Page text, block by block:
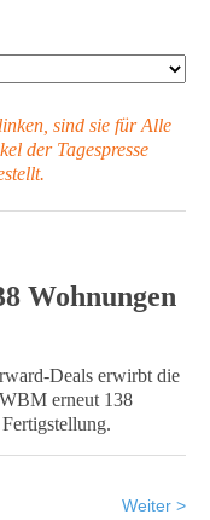
sind sie für Alle
der Tagespresse
Wohnungen
Deals erwirbt die
erneut 138
Weiter >